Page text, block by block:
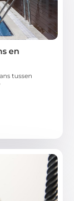
en
tussen